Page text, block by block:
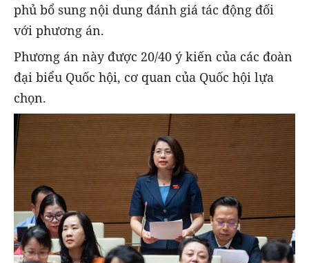
phủ bổ sung nội dung đánh giá tác động đối
với phương án.
Phương án này được 20/40 ý kiến của các đoàn
đại biểu Quốc hội, cơ quan của Quốc hội lựa
chọn.